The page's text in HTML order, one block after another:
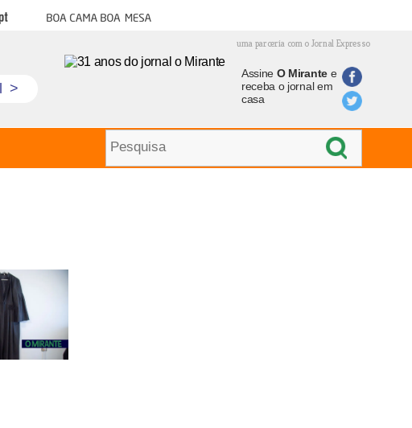
Boa cama boa mesa
uma parceria com o Jornal Expresso
>
Assine O Mirantee
receba o jornal em
casa